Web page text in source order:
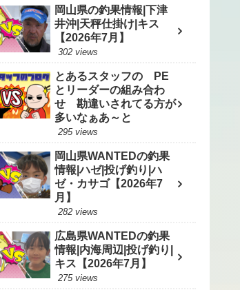
岡山県の釣果情報|下津
井沖|天秤仕掛け|キス
【2026年7月】
302 views
とあるスタッフの PE
とリーダーの組み合わ
せ 勘違いされてる方が
多いなぁあ～と
295 views
岡山県WANTEDの釣果
情報|ハゼ|投げ釣り|ハ
ゼ・カサゴ【2026年7
月】
282 views
広島県WANTEDの釣果
情報|内海周辺|投げ釣り|
キス【2026年7月】
275 views